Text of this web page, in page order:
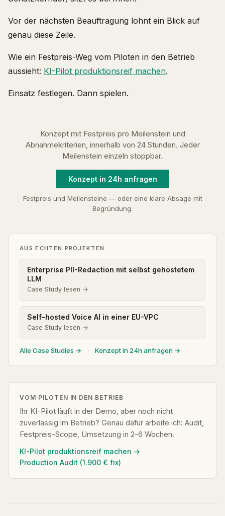
Vor der nächsten Beauftragung lohnt ein Blick auf
genau diese Zeile.
Wie ein Festpreis-Weg vom Piloten in den Betrieb
aussieht: KI-Pilot produktionsreif machen.
Einsatz festlegen. Dann spielen.
Konzept mit Festpreis pro Meilenstein und
Abnahmekriterien, innerhalb von 24 Stunden. Jeder
Meilenstein einzeln stoppbar.
Konzept in 24h anfragen
Festpreis und Meilensteine — oder eine klare Absage mit
Begründung.
AUS ECHTEN PROJEKTEN
Enterprise PII-Redaction mit selbst gehostetem
LLM
Case Study lesen →
Self-hosted Voice AI in einer EU-VPC
Case Study lesen →
Alle Case Studies → · Konzept in 24h anfragen →
VOM PILOTEN IN DEN BETRIEB
Ihr KI-Pilot läuft in der Demo, aber noch nicht
zuverlässig im Betrieb? Genau dafür arbeite ich: Audit,
Festpreis-Scope, Umsetzung in 2–6 Wochen.
KI-Pilot produktionsreif machen →
Production Audit (1.900 € fix)